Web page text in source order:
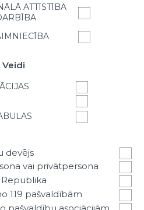
ATTĪSTĪBA
Veidi
devējs
vai privātpersona
Republika
119 pašvaldībām